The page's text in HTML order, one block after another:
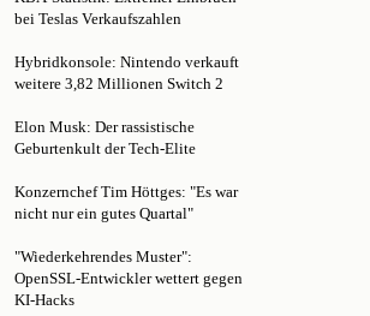
weitere 3,82 Millionen Switch 2
Elon Musk: Der rassistische
Geburtenkult der Tech-Elite
nicht nur ein gutes Quartal"
"Wiederkehrendes Muster":
OpenSSL-Entwickler wettert gegen
KI-Hacks